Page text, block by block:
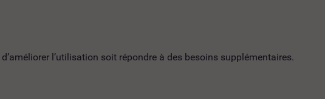
l’utilisation soit répondre à des besoins supplémentaires.